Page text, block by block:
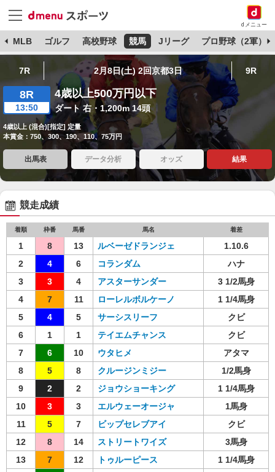
dメニュー
MLB ゴルフ 高校野球 競馬 Jリーグ プロ野球（2軍）
7R 2月8日(土) 2回京都3日 9R
8R
13:50
4歳以上500万円以下
ダート 右・1,200m 14頭
4歳以上 (混合)[指定] 定量
本賞金：750、300、190、110、75万円
出馬表 データ分析 オッズ 結果
競走成績
着順 枠番 馬番 馬名 着差
1 8 13 ルベーゼドランジェ
1.10.6
2
4 6 コランダム
ハナ
3
3 4 アスターサンダー
3 1/2馬身
4
7 11 ローレルボルケーノ
1 1/4馬身
5
4 5 サーシスリーフ
クビ
6
1 1 テイエムチャンス
クビ
7
6 10 ウタヒメ
アタマ
8
5 8 クルージンミジー
1/2馬身
9
2 2 ジョウショーキング
1 1/4馬身
10
3 3 エルウェーオージャ
1馬身
11
5 7 ビップセレブアイ
クビ
12
8 14 ストリートワイズ
3馬身
13
7 12 トゥルーピース
1 1/4馬身